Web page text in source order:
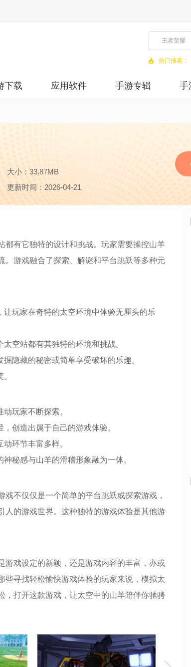
热门搜索：
下载 应用软件 手游专辑 手
大小：33.87MB
更新时间：2026-04-21
都有它独特的设计和挑战。玩家需要操控山羊
。游戏融合了探索、解谜和平台跳跃等多种元
玩家在奇特的太空环境中体验无厘头的乐
空站都有其独特的环境和挑战。
隐藏的秘密或简单享受破坏的乐趣。
玩家不断探索。
创造出属于自己的游戏体验。
环节丰富多样。
秘感与山羊的滑稽形象融为一体。
不仅仅是一个简单的平台跳跃或探索游戏，
人的游戏世界。这种独特的游戏体验是其他游
游戏设定的新颖，还是游戏内容的丰富，亦或
些寻找轻松愉快游戏体验的玩家来说，模拟太
，打开这款游戏，让太空中的山羊陪伴你驰骋